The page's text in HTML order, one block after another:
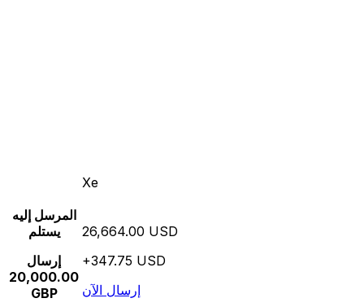
Xe
المرسل إليه
يستلم
إرسال
20,000.00
GBP
26,664.00 USD
+347.75 USD
إرسال الآن